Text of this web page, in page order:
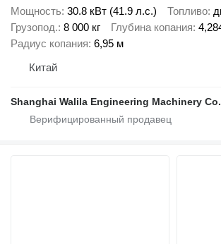
Мощность 30.8 кВт (41.9 л.с.) Топливо
Грузопод. 8 000 кг Глубина копания
Радиус копания 6,95 м
Китай
Shanghai Walila Engineering Machinery